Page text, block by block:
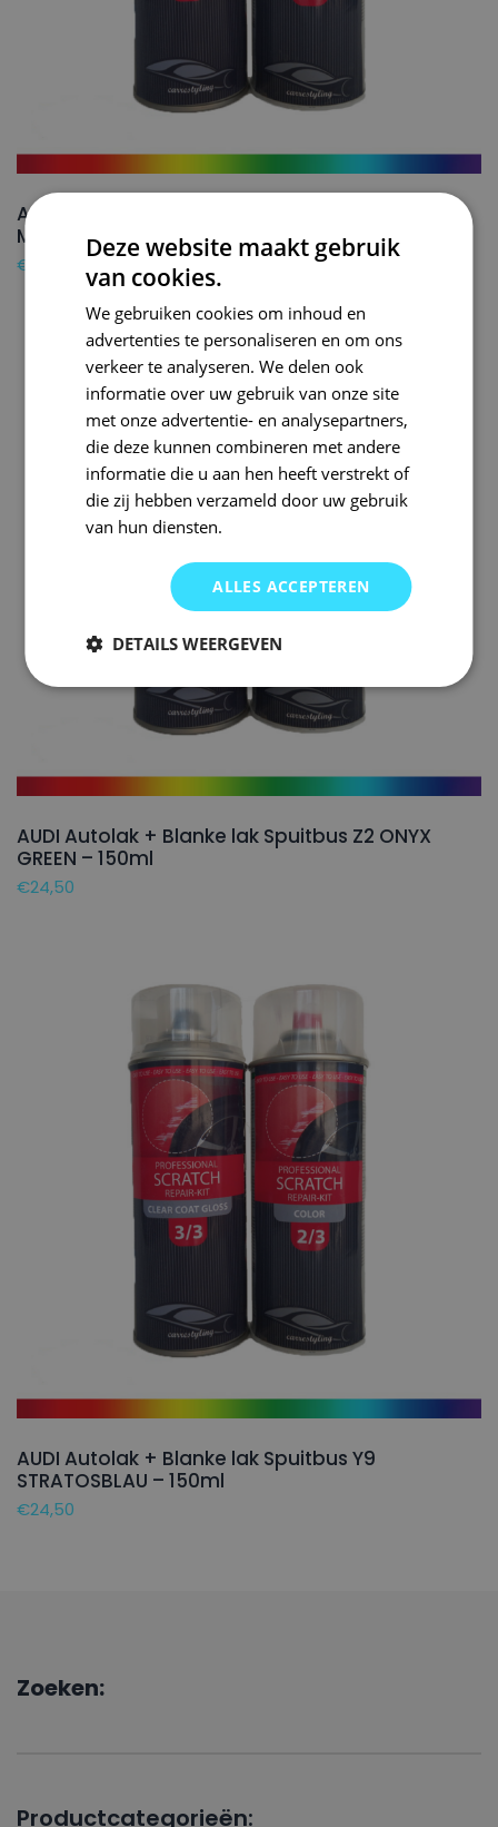
AUDI Autolak + Blanke lak Spuitbus Z6
MAHOGANY BROWN – 150ml
€
AUDI Autolak + Blanke lak Spuitbus Z2 ONYX
GREEN – 150ml
€24,50
AUDI Autolak + Blanke lak Spuitbus Y9
STRATOSBLAU – 150ml
€24,50
Zoeken:
Productcategorieën:
Deze website maakt gebruik
van cookies.
We gebruiken cookies om inhoud en
advertenties te personaliseren en om ons
verkeer te analyseren. We delen ook
informatie over uw gebruik van onze site
met onze advertentie- en analysepartners,
die deze kunnen combineren met andere
informatie die u aan hen heeft verstrekt of
die zij hebben verzameld door uw gebruik
van hun diensten.
ALLES ACCEPTEREN
DETAILS WEERGEVEN